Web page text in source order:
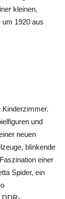
kleinen,
1920 aus
Kinderzimmer.
und
neuen
blinkende
einer
Spider, ein